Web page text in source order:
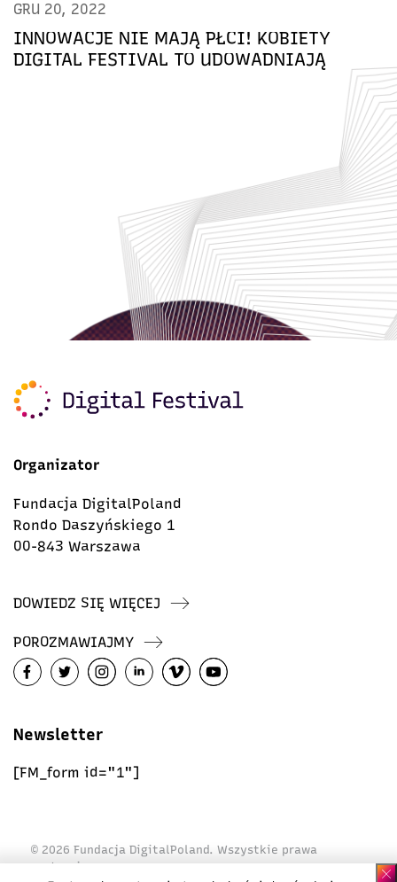
GRU 20, 2022
INNOWACJE NIE MAJĄ PŁCI! KOBIETY
DIGITAL FESTIVAL TO UDOWADNIAJĄ
Organizator
Fundacja DigitalPoland
Rondo Daszyńskiego 1
00-843 Warszawa
DOWIEDZ SIĘ WIĘCEJ
POROZMAWIAJMY
Newsletter
[FM_form id="1"]
© 2026 Fundacja DigitalPoland. Wszystkie prawa
zastrzeżone